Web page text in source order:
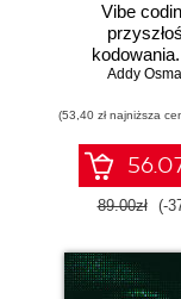
Vibe
Addy
(53,40 zł najniższa
89.00zł (-